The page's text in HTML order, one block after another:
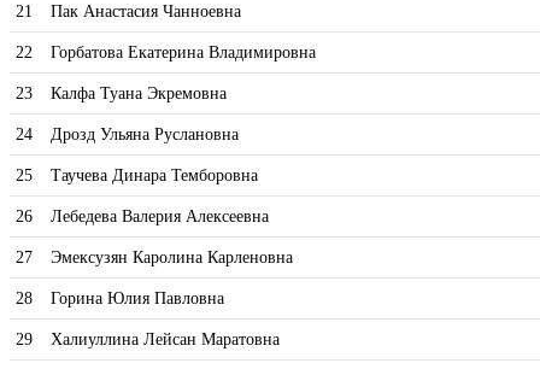
21 Пак Анастасия Чанноевна
22 Горбатова Екатерина Владимировна
23 Калфа Туана Экремовна
24 Дрозд Ульяна Руслановна
25 Таучева Динара Темборовна
26 Лебедева Валерия Алексеевна
27 Эмексузян Каролина Карленовна
28 Горина Юлия Павловна
29 Халиуллина Лейсан Маратовна